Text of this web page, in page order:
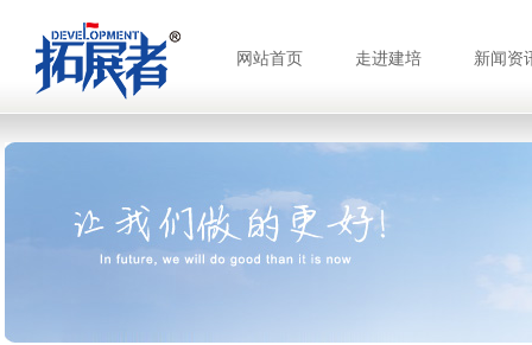
网站首页 走进建培 新闻资